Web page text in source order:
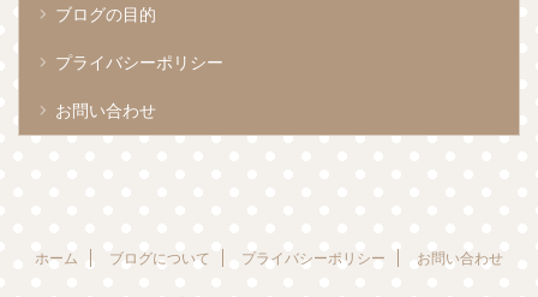
ブログの目的
プライバシーポリシー
お問い合わせ
ホーム ブログについて プライバシーポリシー お問い合わせ